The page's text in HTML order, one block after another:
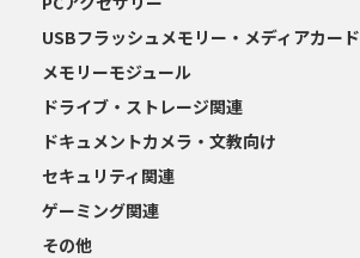
USBフラッシュメモリー・メディアカード
メモリーモジュール
ドライブ・ストレージ関連
ドキュメントカメラ・文教向け
セキュリティ関連
ゲーミング関連
その他